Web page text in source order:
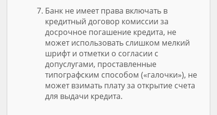
Банк не имеет права включать в
кредитный договор комиссии за
досрочное погашение кредита, не
может использовать слишком мелкий
шрифт и отметки о согласии с
допуслугами, проставленные
типографским способом («галочки»), не
может взимать плату за открытие счета
для выдачи кредита.